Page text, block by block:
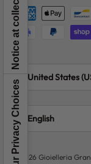
Payment
Country/Region
United States
Language
English
© 2026 Gioielleria
Your Privacy Choices
Notice at collection